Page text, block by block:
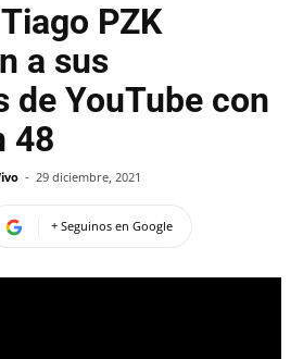
PZK
a sus
de YouTube con
48
- 29 diciembre, 2021
+ Seguinos en Google